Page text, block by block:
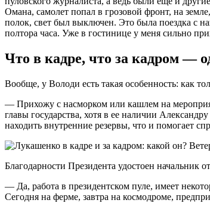
Омана, самолет попал в грозовой фронт, на
полок, свет был выключен. Это была поездка с
полтора часа. Уже в гостинице у меня сильно
Что в кадре, что за кадром —
Вообще, у Володи есть такая особенность: как
— Прихожу с насморком или кашлем на
главы государства, хотя в ее наличии
находить внутренние резервы, что и помогает
Благодарности Президента удостоен начальник
— Да, работа в президентском пуле, имеет
Сегодня на ферме, завтра на космодроме,